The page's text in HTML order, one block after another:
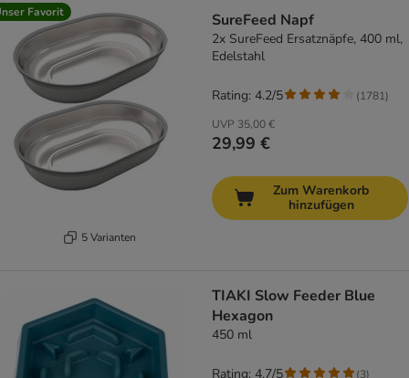
Favorit
5 Varianten
SureFeed Napf
2x SureFeed Ersatznäpfe, 400 ml,
Edelstahl
UVP 35,00 €
29,99 €
Rating: 4.2/5 (1781)
Zum Warenkorb
hinzufügen
TIAKI Slow Feeder Blue
Hexagon
450 ml
Rating: 4.7/5 (3)